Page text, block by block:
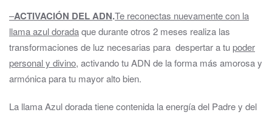
–ACTIVACIÓN DEL ADN.Te reconectas nuevamente con la
llama azul doradaque durante otros 2 meses realiza las
transformaciones de luz necesarias para despertar a tupoder
personal y divino, activando tu ADN de la forma más amorosa y
armónica para tu mayor alto bien.
La llama Azul dorada tiene contenida la energía del Padre y del